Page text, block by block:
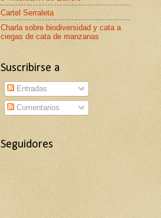
Cartel Serraleta
Charla sobre biodiversidad y cata a
ciegas de cata de manzanas
Suscribirse a
Entradas
Comentarios
Seguidores